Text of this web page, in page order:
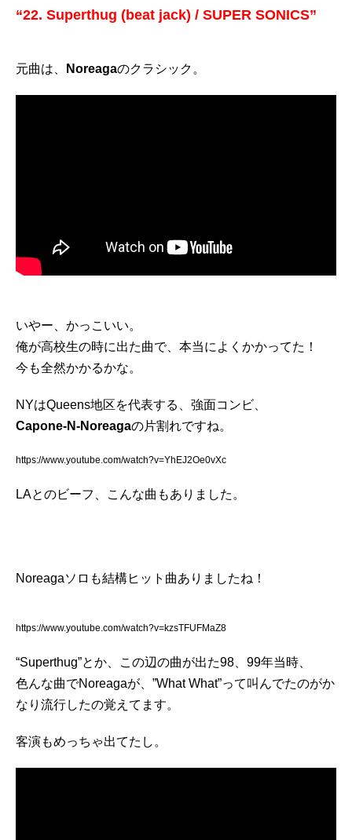
“22. Superthug (beat jack) / SUPER SONICS”
元曲は、 Noreagaのクラシック。
いやー、かっこいい。
俺が高校生の時に出た曲で、本当によくかかってた！
今も全然かかるかな。
NYはQueens地区を代表する、強面コンビ、
Capone-N-Noreagaの片割れですね。
https://www.youtube.com/watch?v=YhEJ2Oe0vXc
LAとのビーフ、こんな曲もありました。
Noreagaソロも結構ヒット曲ありましたね！
https://www.youtube.com/watch?v=kzsTFUFMaZ8
“Superthug”とか、この辺の曲が出た98、99年当時、
色んな曲でNoreagaが、”What What”って叫んでたのがか
なり流行したの覚えてます。
客演もめっちゃ出てたし。